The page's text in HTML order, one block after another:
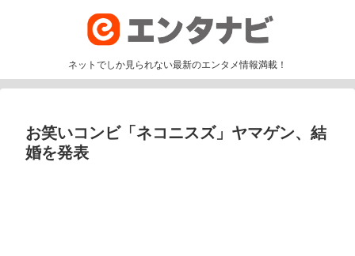
ネットでしか見られない最新のエンタメ情報満載！
お笑いコンビ「ネコニスズ」ヤマゲン、結
婚を発表